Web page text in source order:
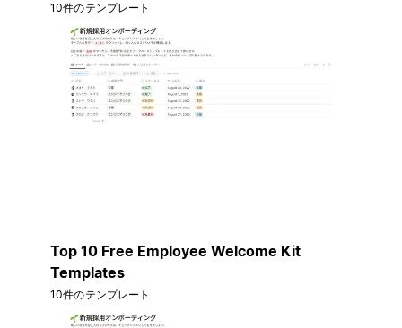
10件のテンプレート
Top 10 Free Employee Welcome Kit
Templates
10件のテンプレート